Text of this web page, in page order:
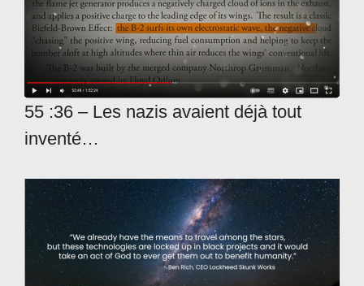
55 :36 – Les nazis avaient déjà tout
inventé…